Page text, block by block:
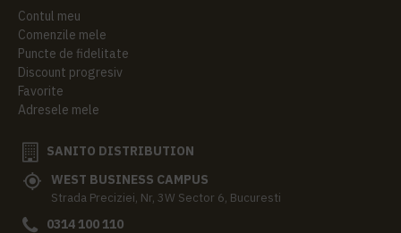
Contul meu
Comenzile mele
Puncte de fidelitate
Discount progresiv
Favorite
Adresele mele
SANITO DISTRIBUTION
WEST BUSINESS CAMPUS
Strada Preciziei, Nr, 3W Sector 6, Bucuresti
0314 100 110